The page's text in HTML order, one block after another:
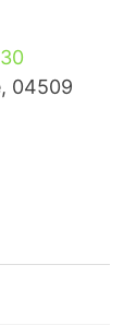
04509